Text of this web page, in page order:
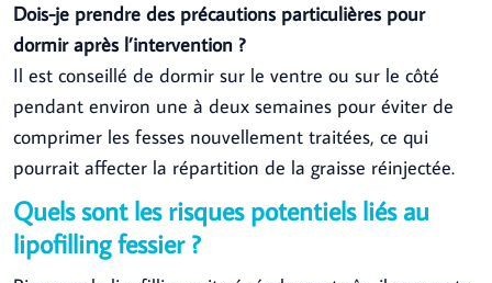
Dois-je prendre des précautions particulières pour
dormir après l’intervention ?
Il est conseillé de dormir sur le ventre ou sur le côté
pendant environ une à deux semaines pour éviter de
comprimer les fesses nouvellement traitées, ce qui
pourrait affecter la répartition de la graisse réinjectée.
Quels sont les risques potentiels liés au
lipofilling fessier ?